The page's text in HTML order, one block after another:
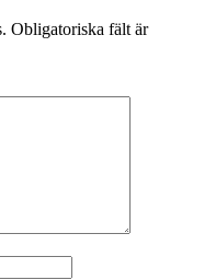
Obligatoriska fält är